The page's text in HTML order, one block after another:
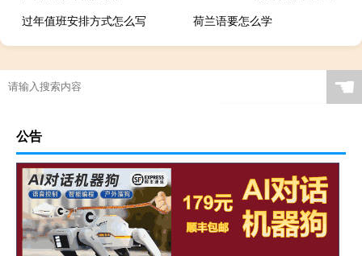
过年值班安排方式怎么写
荷兰语要怎么学
☚
公告